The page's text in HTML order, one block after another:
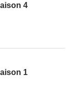
4
1